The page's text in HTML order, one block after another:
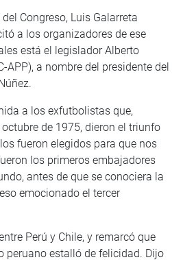
Congreso, Luis Galarreta
a los organizadores de ese
está el legislador Alberto
APP), a nombre del presidente del
a los exfutbolistas que,
de 1975, dieron el triunfo
fueron elegidos para que nos
los primeros embajadores
antes de que se conociera la
emocionado el tercer
Perú y Chile, y remarcó que
peruano estalló de felicidad. Dijo